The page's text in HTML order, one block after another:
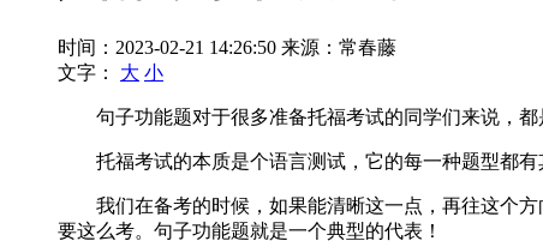
时间：2023-02-21 14:26:50 来源：常春藤
文字：
大 小
句子功能题对于很多准备托福考试的同学们来说，都
托福考试的本质是个语言测试，它的每一种题型都有
我们在备考的时候，如果能清晰这一点，再往这个方
要这么考。句子功能题就是一个典型的代表！